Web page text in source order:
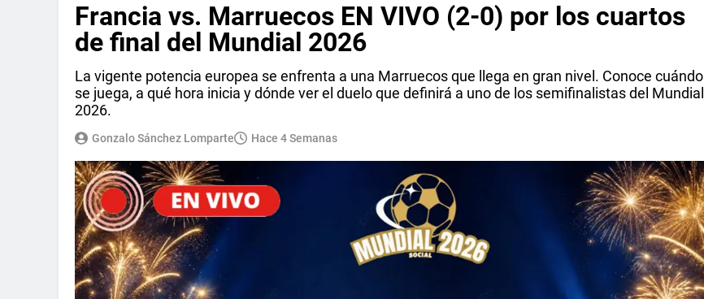
Francia vs. Marruecos EN VIVO (2-0) por los cuartos
de final del Mundial 2026
La vigente potencia europea se enfrenta a una Marruecos que llega en gran nivel. Conoce cuándo
se juega, a qué hora inicia y dónde ver el duelo que definirá a uno de los semifinalistas del Mundial
2026.
Gonzalo Sánchez Lomparte Hace 4 Semanas